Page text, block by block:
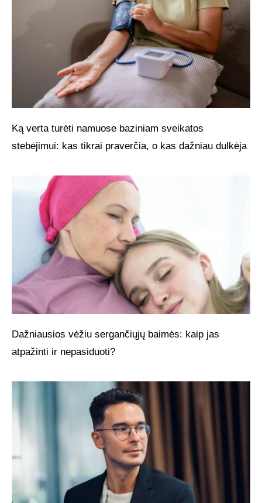
Ką verta turėti namuose baziniam sveikatos
stebėjimui: kas tikrai praverčia, o kas dažniau dulkėja
Dažniausios vėžiu sergančiųjų baimės: kaip jas
atpažinti ir nepasiduoti?